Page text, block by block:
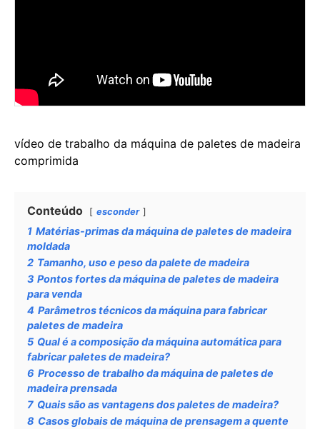
vídeo de trabalho da máquina de paletes de madeira
comprimida
Conteúdo esconder
1 Matérias-primas da máquina de paletes de madeira
moldada
2 Tamanho, uso e peso da palete de madeira
3 Pontos fortes da máquina de paletes de madeira
para venda
4 Parâmetros técnicos da máquina para fabricar
paletes de madeira
5 Qual é a composição da máquina automática para
fabricar paletes de madeira?
6 Processo de trabalho da máquina de paletes de
madeira prensada
7 Quais são as vantagens dos paletes de madeira?
8 Casos globais de máquina de prensagem a quente